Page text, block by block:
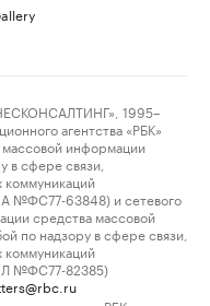
1995–
агентства «РБК»
массовой информации
в сфере связи,
№ФС77-63848) и сетевого
средства массовой
по надзору в сфере связи,
№ФС77-82385)